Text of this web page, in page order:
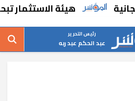
هيئة الاستثمار تبحث
رئيس التحرير
عبد الحكم عبد ربه